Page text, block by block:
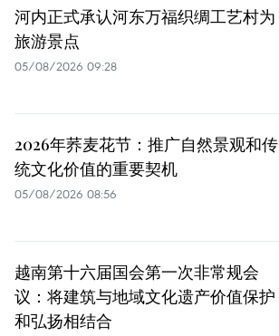
河内正式承认河东万福织绸工艺村为
旅游景点
05/08/2026 09:28
2026年荞麦花节：推广自然景观和传
统文化价值的重要契机
05/08/2026 08:56
越南第十六届国会第一次非常规会
议：将建筑与地域文化遗产价值保护
和弘扬相结合